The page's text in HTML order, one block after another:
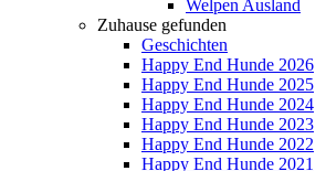
Welpen Ausland
Zuhause gefunden
Geschichten
Happy End Hunde 2026
Happy End Hunde 2025
Happy End Hunde 2024
Happy End Hunde 2023
Happy End Hunde 2022
Happy End Hunde 2021